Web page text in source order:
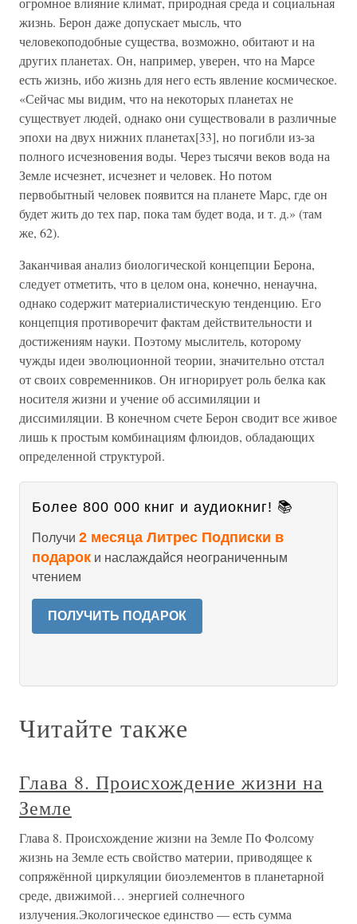
жизнь. Берон даже допускает мысль, что
человекоподобные существа, возможно, обитают и на
других планетах. Он, например, уверен, что на Марсе
есть жизнь, ибо жизнь для него есть явление космическое.
«Сейчас мы видим, что на некоторых планетах не
существует людей, однако они существовали в различные
эпохи на двух нижних планетах[33], но погибли из-за
полного исчезновения воды. Через тысячи веков вода на
Земле исчезнет, исчезнет и человек. Но потом
первобытный человек появится на планете Марс, где он
будет жить до тех пар, пока там будет вода, и т. д.» (там
же, 62).
Заканчивая анализ биологической концепции Берона,
следует отметить, что в целом она, конечно, ненаучна,
однако содержит материалистическую тенденцию. Его
концепция противоречит фактам действительности и
достижениям науки. Поэтому мыслитель, которому
чужды идеи эволюционной теории, значительно отстал
от своих современников. Он игнорирует роль белка как
носителя жизни и учение об ассимиляции и
диссимиляции. В конечном счете Берон сводит все живое
лишь к простым комбинациям флюидов, обладающих
определенной структурой.
Более 800 000 книг и аудиокниг! 📚
Получи 2 месяца Литрес Подписки в
подарок и наслаждайся неограниченным
чтением
ПОЛУЧИТЬ ПОДАРОК
Читайте также
Глава 8. Происхождение жизни на
Земле
Глава 8. Происхождение жизни на Земле По Фолсому
жизнь на Земле есть свойство материи, приводящее к
сопряжённой циркуляции биоэлементов в планетарной
среде, движимой… энергией солнечного
излучения.Экологическое единство — есть сумма